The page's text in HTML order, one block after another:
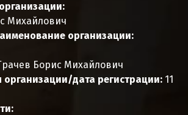
Михайлович
организации:
Борис Михайлович
организации/дата регистрации: 11